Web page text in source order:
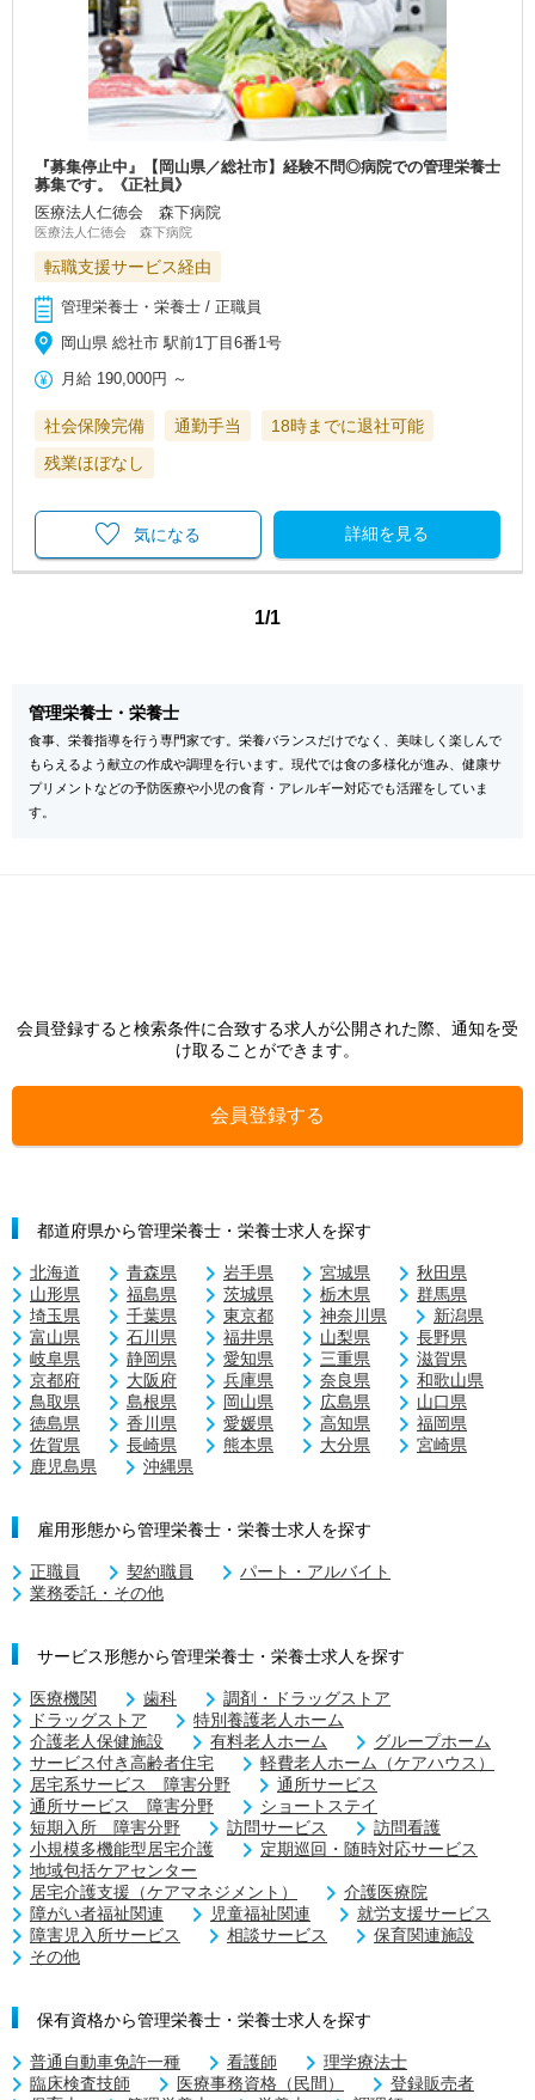
『募集停止中』【岡山県／総社市】経験不問◎病院での管理栄養士
募集です。《正社員》
医療法人仁徳会 森下病院
医療法人仁徳会 森下病院
転職支援サービス経由
管理栄養士・栄養士 / 正職員
岡山県 総社市 駅前1丁目6番1号
月給 190,000円 ～
社会保険完備 通勤手当
18時までに退社可能
残業ほぼなし
詳細を見る
気になる
1/1
管理栄養士・栄養士
食事、栄養指導を行う専門家です。栄養バランスだけでなく、美味しく楽しんで
もらえるよう献立の作成や調理を行います。現代では食の多様化が進み、健康サ
プリメントなどの予防医療や小児の食育・アレルギー対応でも活躍をしていま
す。
会員登録すると検索条件に合致する求人が公開された際、通知を受
け取ることができます。
会員登録する
都道府県から管理栄養士・栄養士求人を探す
北海道 青森県 岩手県 宮城県
秋田県
山形県
福島県 茨城県 栃木県
群馬県
埼玉県
千葉県 東京都 神奈川県
新潟県
富山県
石川県 福井県 山梨県
長野県
岐阜県
静岡県 愛知県 三重県
滋賀県
京都府
大阪府 兵庫県 奈良県
和歌山県
鳥取県
島根県 岡山県 広島県
山口県
徳島県
香川県 愛媛県 高知県
福岡県
佐賀県
長崎県 熊本県 大分県
宮崎県
鹿児島県
沖縄県
雇用形態から管理栄養士・栄養士求人を探す
正職員 契約職員
パート・アルバイト
業務委託・その他
サービス形態から管理栄養士・栄養士求人を探す
医療機関 歯科
調剤・ドラッグストア
ドラッグストア
特別養護老人ホーム
介護老人保健施設
有料老人ホーム
グループホーム
サービス付き高齢者住宅
軽費老人ホーム（ケアハウス）
居宅系サービス 障害分野
通所サービス
通所サービス 障害分野
ショートステイ
短期入所 障害分野
訪問サービス
訪問看護
小規模多機能型居宅介護
定期巡回・随時対応サービス
地域包括ケアセンター
居宅介護支援（ケアマネジメント）
介護医療院
障がい者福祉関連
児童福祉関連
就労支援サービス
障害児入所サービス
相談サービス
保育関連施設
その他
保有資格から管理栄養士・栄養士求人を探す
普通自動車免許一種 看護師
理学療法士
臨床検査技師
医療事務資格（民間）
登録販売者